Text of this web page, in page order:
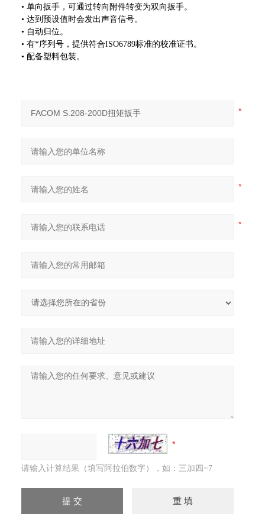
• 单向扳手，可通过转向附件转变为双向扳手。
• 达到预设值时会发出声音信号。
• 自动归位。
• 有*序列号，提供符合ISO6789标准的校准证书。
• 配备塑料包装。
请输入计算结果（填写阿拉伯数字），如：三加四=7